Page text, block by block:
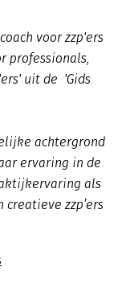
voor zzp'ers
professionals,
uit de 'Gids
achtergrond
ervaring in de
als
zzp’ers